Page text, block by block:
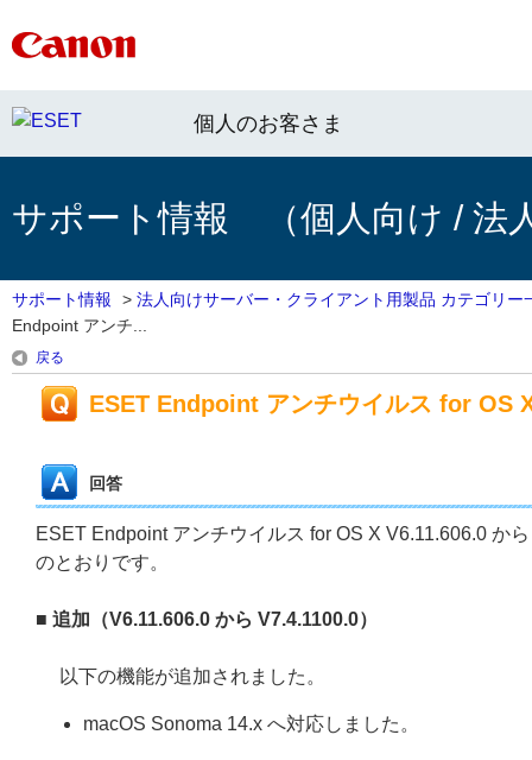
個人のお客さま
サポート情報 （個人向け / 法
サポート情報 > 法人向けサーバー・クライアント用製品 カテゴリー
Endpoint アンチ...
戻る
ESET Endpoint アンチウイルス for OS
回答
ESET Endpoint アンチウイルス for OS X V6.11.606.0 か
のとおりです。
■ 追加（V6.11.606.0 から V7.4.1100.0）
以下の機能が追加されました。
macOS Sonoma 14.x へ対応しました。